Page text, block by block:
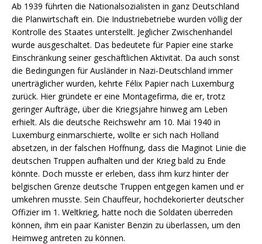
Ab 1939 führten die Nationalsozialisten in ganz Deutschland
die Planwirtschaft ein. Die Industriebetriebe wurden völlig der
Kontrolle des Staates unterstellt. Jeglicher Zwischenhandel
wurde ausgeschaltet. Das bedeutete für Papier eine starke
Einschränkung seiner geschäftlichen Aktivität. Da auch sonst
die Bedingungen für Ausländer in Nazi-Deutschland immer
unerträglicher wurden, kehrte Félix Papier nach Luxemburg
zurück. Hier gründete er eine Montagefirma, die er, trotz
geringer Aufträge, über die Kriegsjahre hinweg am Leben
erhielt. Als die deutsche Reichswehr am 10. Mai 1940 in
Luxemburg einmarschierte, wollte er sich nach Holland
absetzen, in der falschen Hoffnung, dass die Maginot Linie die
deutschen Truppen aufhalten und der Krieg bald zu Ende
könnte. Doch musste er erleben, dass ihm kurz hinter der
belgischen Grenze deutsche Truppen entgegen kamen und er
umkehren musste. Sein Chauffeur, hochdekorierter deutscher
Offizier im 1. Weltkrieg, hatte noch die Soldaten überreden
können, ihm ein paar Kanister Benzin zu überlassen, um den
Heimweg antreten zu können.